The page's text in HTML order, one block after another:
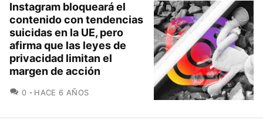
Instagram bloqueará el
contenido con tendencias
suicidas en la UE, pero
afirma que las leyes de
privacidad limitan el
margen de acción
0 COMENTARIOS
HACE 6 AÑOS